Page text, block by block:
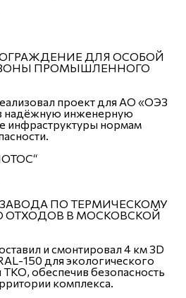
ДЛЯ ОСОБОЙ
ПРОМЫШЛЕННОГО
проект для АО «ОЭЗ
надёжную инженерную
инфраструктуры нормам
ПО ТЕРМИЧЕСКОМУ
В МОСКОВСКОЙ
и смонтировал 4 км 3D
150 для экологического
обеспечив безопасность
комплекса.